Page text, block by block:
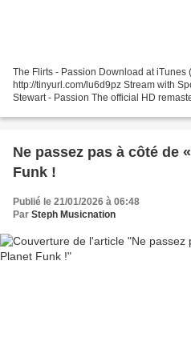
The Flirts - Passion Download at iTunes
http://tinyurl.com/lu6d9pz Stream with
Stewart - Passion The official HD
Ne passez pas à côté de
Funk !
Publié le 21/01/2026 à 06:48
Par Steph Musicnation